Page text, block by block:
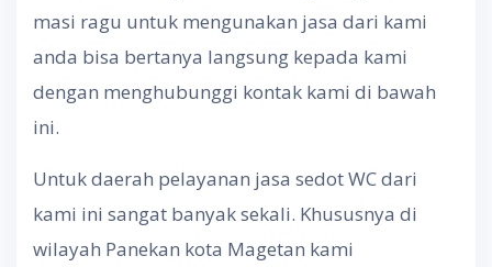
masi ragu untuk mengunakan jasa dari kami
anda bisa bertanya langsung kepada kami
dengan menghubunggi kontak kami di bawah
ini.
Untuk daerah pelayanan jasa sedot WC dari
kami ini sangat banyak sekali. Khususnya di
wilayah Panekan kota Magetan kami